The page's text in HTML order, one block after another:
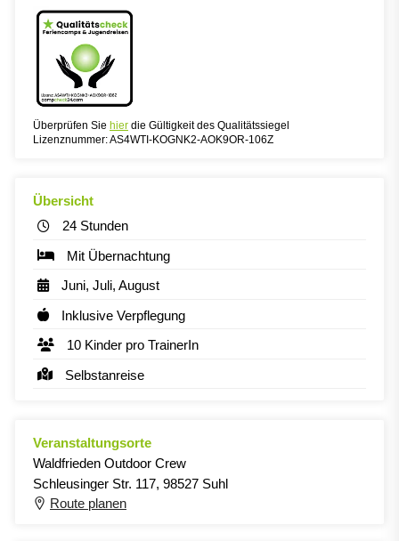
Überprüfen Sie hier die Gültigkeit des Qualitätssiegel
Lizenznummer: AS4WTI-KOGNK2-AOK9OR-106Z
Übersicht
24 Stunden
Mit Übernachtung
Juni, Juli, August
Inklusive Verpflegung
10 Kinder pro TrainerIn
Selbstanreise
Veranstaltungsorte
Waldfrieden Outdoor Crew
Schleusinger Str. 117, 98527 Suhl
Route planen